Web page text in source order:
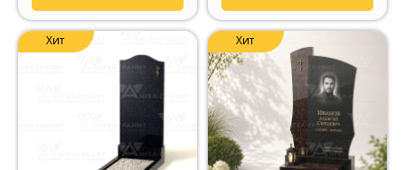
Хит Хит